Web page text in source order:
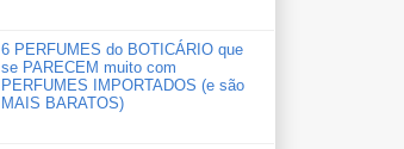
6 PERFUMES do BOTICÁRIO que
se PARECEM muito com
PERFUMES IMPORTADOS (e são
MAIS BARATOS)